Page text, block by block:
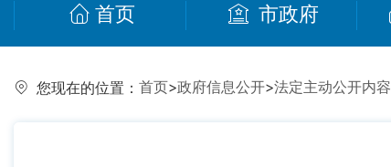
首页 市政府
您现在的位置： 首页>政府信息公开>法定主动公开内容